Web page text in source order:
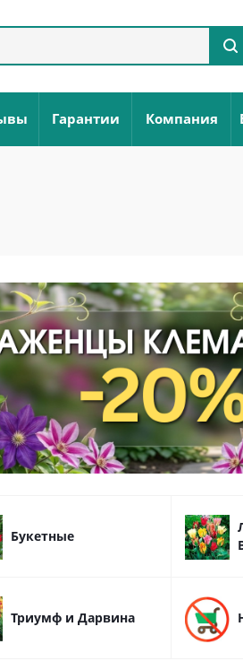
Гарантии Компания
Букетные
Триумф и Дарвина